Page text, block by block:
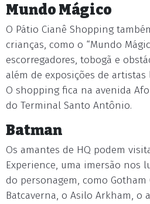
Mundo Mágico
O Pátio Cianê Shopping
crianças, como o “Mundo
escorregadores, tobogã e
além de exposições de
O shopping fica na avenida
do Terminal Santo Antônio.
Batman
Os amantes de HQ podem
Experience, uma imersão nos
do personagem, como Gotham
Batcaverna, o Asilo Arkham, o